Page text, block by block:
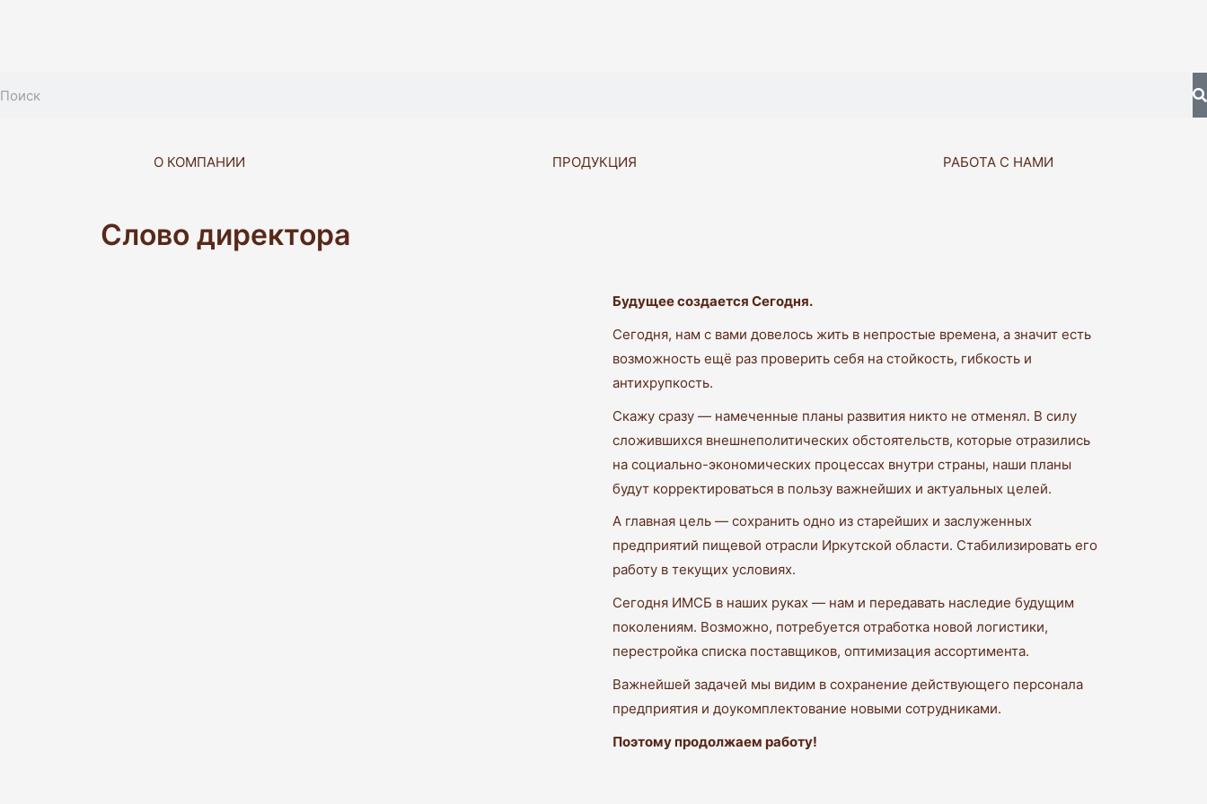
О КОМПАНИИ ПРОДУКЦИЯ РАБОТА С НАМИ
Слово директора
Будущее создается Сегодня.
Сегодня, нам с вами довелось жить в непростые времена, а значит есть
возможность ещё раз проверить себя на стойкость, гибкость и
антихрупкость.
Скажу сразу — намеченные планы развития никто не отменял. В силу
сложившихся внешнеполитических обстоятельств, которые отразились
на социально-экономических процессах внутри страны, наши планы
будут корректироваться в пользу важнейших и актуальных целей.
А главная цель — сохранить одно из старейших и заслуженных
предприятий пищевой отрасли Иркутской области. Стабилизировать его
работу в текущих условиях. ⠀
Сегодня ИМСБ в наших руках — нам и передавать наследие будущим
поколениям. Возможно, потребуется отработка новой логистики,
перестройка списка поставщиков, оптимизация ассортимента. ⠀
Важнейшей задачей мы видим в сохранение действующего персонала
предприятия и доукомплектование новыми сотрудниками.
Поэтому продолжаем работу!